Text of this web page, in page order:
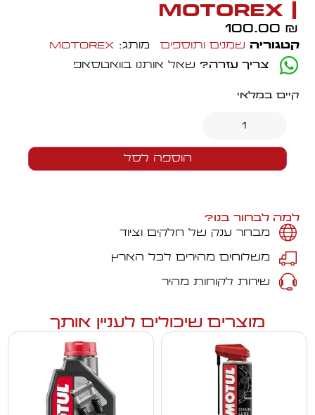
| MOTOREX
100.00 ₪
קטגוריה שמנים ותוספים מותג:Motorex
צריך עזרה? שאל אותנו בוואטסאפ
קיים במלאי
הוספה לסל
למה לבחור בנו?
מבחר ענק של חלקים וציוד
משלוחים מהירים לכל הארץ
שירות לקוחות מהיר
מוצרים שיכולים לעניין אותך